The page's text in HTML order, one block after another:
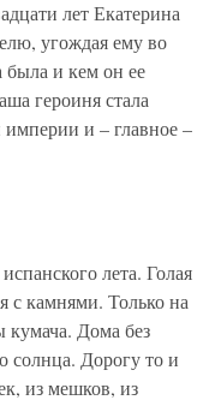
лет Екатерина
угождая ему во
была и кем он ее
героиня стала
и – главное –
лета. Голая
с камнями. Только на
кумача. Дома без
солнца. Дорогу то и
из мешков, из